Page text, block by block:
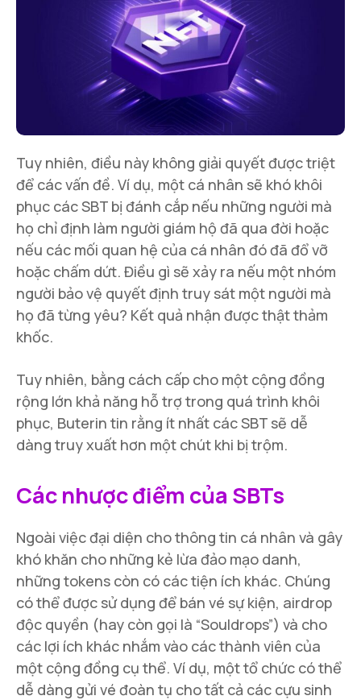
Tuy nhiên, điều này không giải quyết được triệt
để các vấn đề. Ví dụ, một cá nhân sẽ khó khôi
phục các SBT bị đánh cắp nếu những người mà
họ chỉ định làm người giám hộ đã qua đời hoặc
nếu các mối quan hệ của cá nhân đó đã đổ vỡ
hoặc chấm dứt. Điều gì sẽ xảy ra nếu một nhóm
người bảo vệ quyết định truy sát một người mà
họ đã từng yêu? Kết quả nhận được thật thảm
khốc.
Tuy nhiên, bằng cách cấp cho một cộng đồng
rộng lớn khả năng hỗ trợ trong quá trình khôi
phục, Buterin tin rằng ít nhất các SBT sẽ dễ
dàng truy xuất hơn một chút khi bị trộm.
Các nhược điểm của SBTs
Ngoài việc đại diện cho thông tin cá nhân và gây
khó khăn cho những kẻ lừa đảo mạo danh,
những tokens còn có các tiện ích khác. Chúng
có thể được sử dụng để bán vé sự kiện, airdrop
độc quyền (hay còn gọi là “Souldrops”) và cho
các lợi ích khác nhắm vào các thành viên của
một cộng đồng cụ thể. Ví dụ, một tổ chức có thể
dễ dàng gửi vé đoàn tụ cho tất cả các cựu sinh